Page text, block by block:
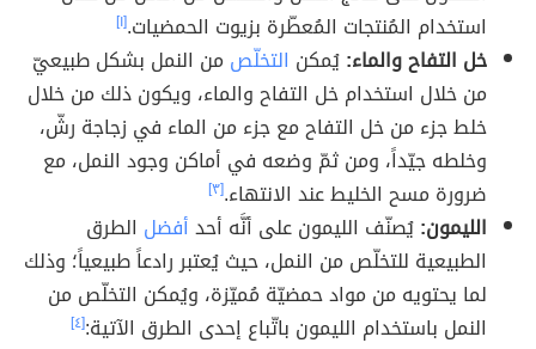
استخدام المُنتجات المُعطّرة بزيوت الحمضيات.[١]
خل التفاح والماء:يُمكن التخلّص من النمل بشكل طبيعيّ
من خلال استخدام خل التفاح والماء، ويكون ذلك من خلال
خلط جزء من خل التفاح مع جزء من الماء في زجاجة رشّ،
وخلطه جيّداً، ومن ثمّ وضعه في أماكن وجود النمل، مع
ضرورة مسح الخليط عند الانتهاء.[٣]
الليمون:يُصنّف الليمون على أنَّه أحدأفضل الطرق
الطبيعية للتخلّص من النمل، حيث يُعتبر رادعاً طبيعياً؛ وذلك
لما يحتويه من مواد حمضيّة مُميّزة، ويُمكن التخلّص من
النمل باستخدام الليمون باتّباع إحدى الطرق الآتية:[٤]